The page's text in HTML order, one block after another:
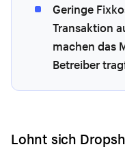
Geringe
Transaktion
machen das
Betreiber
Lohnt sich